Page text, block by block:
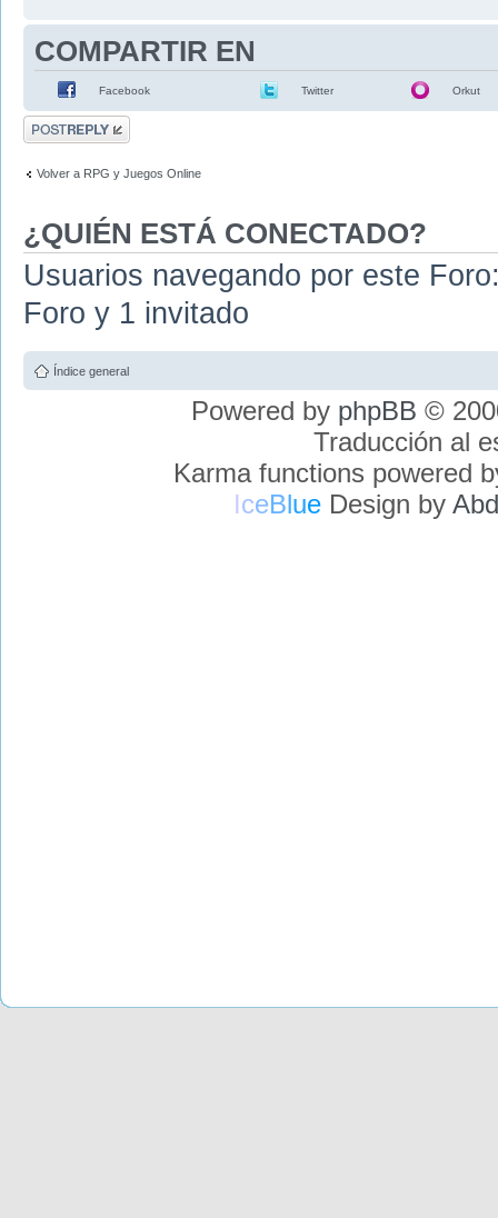
COMPARTIR EN
Facebook Twitter Orkut
Publicar una
respuesta
Volver a RPG y Juegos Online
¿QUIÉN ESTÁ CONECTADO?
Usuarios navegando por este
Foro y 1 invitado
Índice general
Powered by phpBB ©
Traducción al
Karma functions powered
IceBlueDesign by